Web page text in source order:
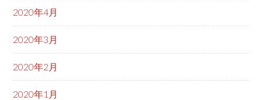
2020年4月
2020年3月
2020年2月
2020年1月